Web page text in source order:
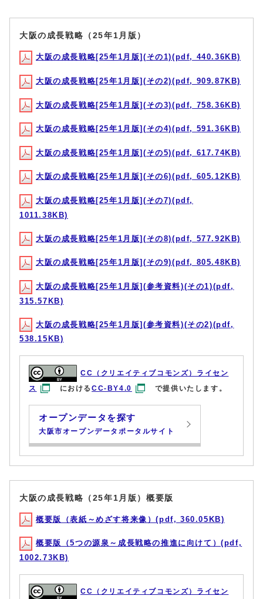
大阪の成長戦略（25年1月版）
大阪の成長戦略[25年1月版](その1)(pdf, 440.36KB)
大阪の成長戦略[25年1月版](その2)(pdf, 909.87KB)
大阪の成長戦略[25年1月版](その3)(pdf, 758.36KB)
大阪の成長戦略[25年1月版](その4)(pdf, 591.36KB)
大阪の成長戦略[25年1月版](その5)(pdf, 617.74KB)
大阪の成長戦略[25年1月版](その6)(pdf, 605.12KB)
大阪の成長戦略[25年1月版](その7)(pdf,
1011.38KB)
大阪の成長戦略[25年1月版](その8)(pdf, 577.92KB)
大阪の成長戦略[25年1月版](その9)(pdf, 805.48KB)
大阪の成長戦略[25年1月版](参考資料)(その1)(pdf,
315.57KB)
大阪の成長戦略[25年1月版](参考資料)(その2)(pdf,
538.15KB)
CC（クリエイティブコモンズ）ライセン
ス
におけるCC-BY4.0 で提供いたします。
オープンデータを探す
大阪市オープンデータポータルサイト
大阪の成長戦略（25年1月版）概要版
概要版（表紙～めざす将来像）(pdf, 360.05KB)
概要版（5つの源泉～成長戦略の推進に向けて）(pdf,
1002.73KB)
CC（クリエイティブコモンズ）ライセン